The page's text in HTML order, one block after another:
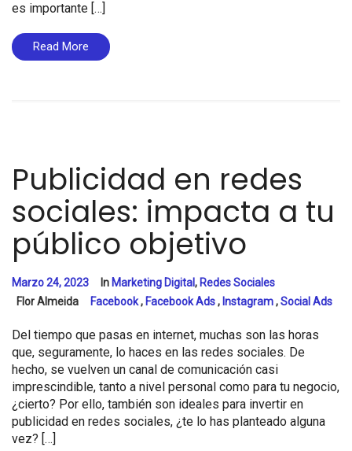
es importante […]
Read More
Publicidad en redes
sociales: impacta a tu
público objetivo
Marzo 24, 2023 In Marketing Digital, Redes Sociales
Flor Almeida
Facebook, Facebook Ads, Instagram,Social Ads
Del tiempo que pasas en internet, muchas son las horas
que, seguramente, lo haces en las redes sociales. De
hecho, se vuelven un canal de comunicación casi
imprescindible, tanto a nivel personal como para tu negocio,
¿cierto? Por ello, también son ideales para invertir en
publicidad en redes sociales, ¿te lo has planteado alguna
vez? […]